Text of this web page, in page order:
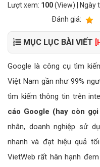
Lượt xem: 100(View) | Ngày
Ðánh giá:
MỤC LỤC BÀI VIẾT
Google là công cụ tìm
Việt Nam gần như 99%
tìm kiếm thông tin trên
cáo Google (hay còn
nhân, doanh nghiệp sử
nhanh và đạt hiệu quả
VietWeb rất hân hạnh